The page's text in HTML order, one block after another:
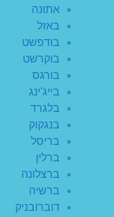
אתונה
באזל
בודפשט
בוקרשט
בורגס
בייג'ינג
בלגרד
בנגקוק
בריסל
ברלין
ברצלונה
ברשיה
דוברובניק